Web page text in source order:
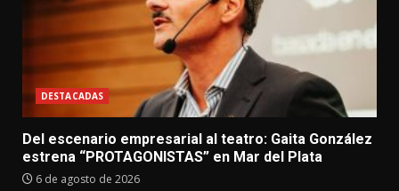
DESTACADAS
Del escenario empresarial al teatro: Gaita González
estrena “PROTAGONISTAS” en Mar del Plata
6 de agosto de 2026